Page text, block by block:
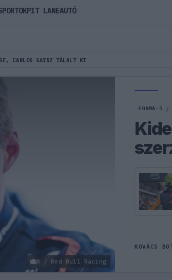
CARLOS SAINZ TÁLALT KI
X / Red Bull Racing
FORMA-1 /
KOVÁCS
PIT LANEAUTÓ